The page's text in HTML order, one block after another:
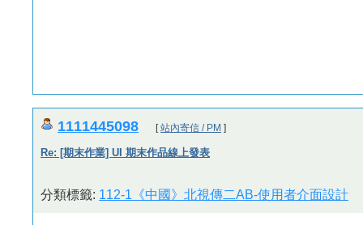
1111445098 [站內寄信 / PM ]
Re: [期末作業] UI 期末作品線上發表
分類標籤: 112-1《中國》北視傳二AB-使用者介面設計